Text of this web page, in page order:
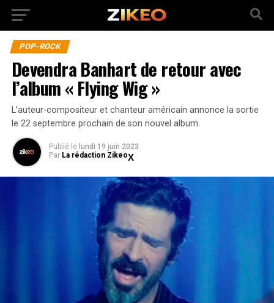
POP-ROCK
Devendra Banhart de retour avec
l’album « Flying Wig »
L’auteur-compositeur et chanteur américain annonce la sortie
le 22 septembre prochain de son nouvel album.
Publié le lundi 19 juin 2023
Par La rédaction Zikeo